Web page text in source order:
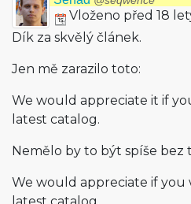
Vloženo před 18
Dík za skvělý článek.
Jen mě zarazilo toto:
We would appreciate it if
latest catalog.
Nemělo by to být spíše bez
We would appreciate if